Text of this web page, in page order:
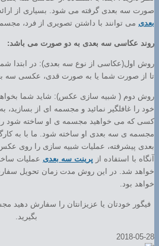
صورت سه بعدی گرفته می شود. بسیاری از
بعدی می توانند با داشتن تصویری از فرد،
روند عکاسی سه بعدی به دو صورت می باشد:
روش اول(عکاسی از نوع سه بعدی): در ابتدا شما
تا از صورت شما یا به صورت قدی، عکسی سه
روش دوم ( شبیه سازی عکس): شاید شما
خود را غافلگیر نمائید و مجسمه ای از بسازید،
کسی که می خواهید مجسمه ی او ساخته شود را
مجسمه ی سه بعدی او ساخته شود. ما با به
بعدی پیشرفته، عملیات شبیه سازی را روی عکس
آنگاه با استفاده از پرینت سه بعدی عملیات
خواهد شد. در این روش مدت زمان تحویل
خواهد بود.
فیگور خودتان یا عزیزانتان را سفارش دهید
بگیرید.
2018-05-28